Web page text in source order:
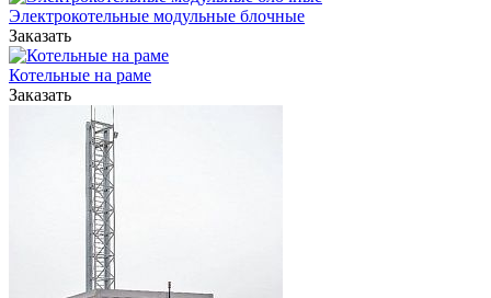
Электрокотельные модульные блочные
Заказать
Котельные на раме
Заказать